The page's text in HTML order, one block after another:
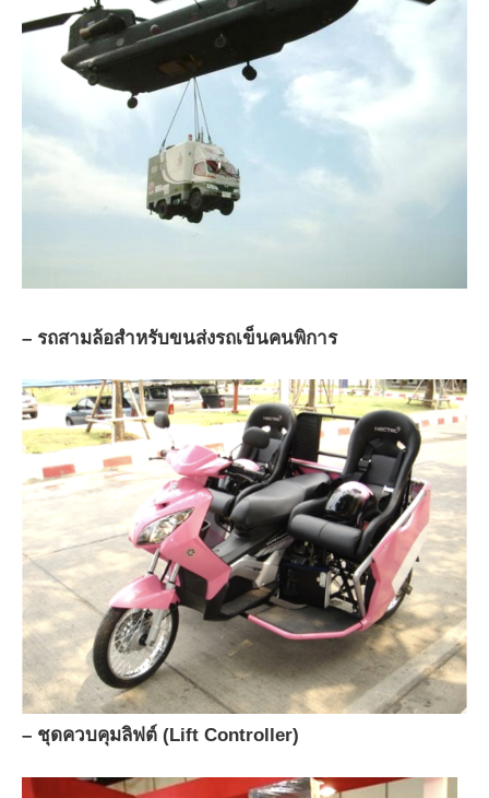
– รถสามล้อสำหรับขนส่งรถเข็นคนพิการ
– ชุดควบคุมลิฟต์ (Lift Controller)